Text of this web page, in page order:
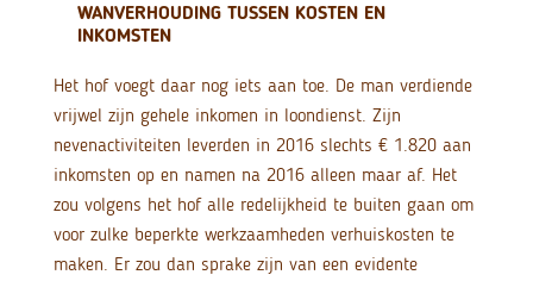
WANVERHOUDING TUSSEN KOSTEN EN
INKOMSTEN
Het hof voegt daar nog iets aan toe. De man verdiende
vrijwel zijn gehele inkomen in loondienst. Zijn
nevenactiviteiten leverden in 2016 slechts € 1.820 aan
inkomsten op en namen na 2016 alleen maar af. Het
zou volgens het hof alle redelijkheid te buiten gaan om
voor zulke beperkte werkzaamheden verhuiskosten te
maken. Er zou dan sprake zijn van een evidente